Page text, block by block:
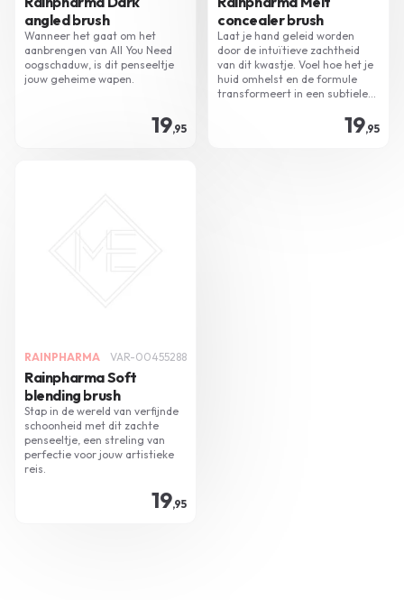
angled brush
Wanneer het gaat om het
aanbrengen van All You Need
oogschaduw, is dit penseeltje
jouw geheime wapen.
19,95
concealer brush
Laat je hand geleid worden
door de intuïtieve zachtheid
van dit kwastje. Voel hoe het je
huid omhelst en de formule
transformeert in een subtiele
19,95
RAINPHARMA VAR-00455288
Rainpharma Soft
blending brush
Stap in de wereld van verfijnde
schoonheid met dit zachte
penseeltje, een streling van
perfectie voor jouw artistieke
reis.
19,95